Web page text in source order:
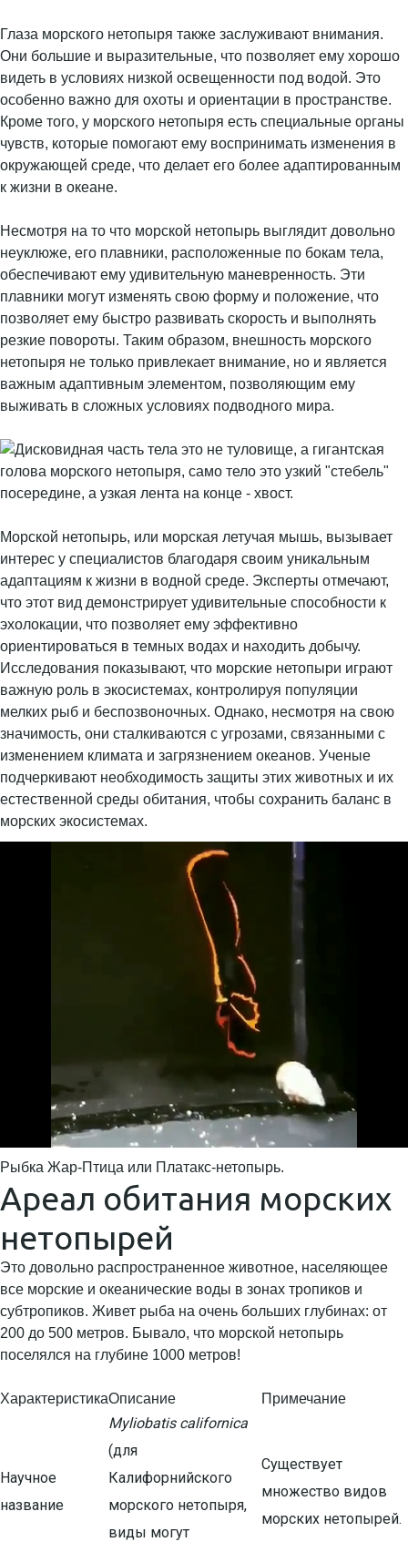
Глаза морского нетопыря также заслуживают внимания.
Они большие и выразительные, что позволяет ему хорошо
видеть в условиях низкой освещенности под водой. Это
особенно важно для охоты и ориентации в пространстве.
Кроме того, у морского нетопыря есть специальные органы
чувств, которые помогают ему воспринимать изменения в
окружающей среде, что делает его более адаптированным
к жизни в океане.
Несмотря на то что морской нетопырь выглядит довольно
неуклюже, его плавники, расположенные по бокам тела,
обеспечивают ему удивительную маневренность. Эти
плавники могут изменять свою форму и положение, что
позволяет ему быстро развивать скорость и выполнять
резкие повороты. Таким образом, внешность морского
нетопыря не только привлекает внимание, но и является
важным адаптивным элементом, позволяющим ему
выживать в сложных условиях подводного мира.
Морской нетопырь, или морская летучая мышь, вызывает
интерес у специалистов благодаря своим уникальным
адаптациям к жизни в водной среде. Эксперты отмечают,
что этот вид демонстрирует удивительные способности к
эхолокации, что позволяет ему эффективно
ориентироваться в темных водах и находить добычу.
Исследования показывают, что морские нетопыри играют
важную роль в экосистемах, контролируя популяции
мелких рыб и беспозвоночных. Однако, несмотря на свою
значимость, они сталкиваются с угрозами, связанными с
изменением климата и загрязнением океанов. Ученые
подчеркивают необходимость защиты этих животных и их
естественной среды обитания, чтобы сохранить баланс в
морских экосистемах.
Рыбка Жар-Птица или Платакс-нетопырь.
Ареал обитания морских
нетопырей
Это довольно распространенное животное, населяющее
все морские и океанические воды в зонах тропиков и
субтропиков. Живет рыба на очень больших глубинах: от
200 до 500 метров. Бывало, что морской нетопырь
поселялся на глубине 1000 метров!
ХарактеристикаОписание Примечание
Научное
название
Myliobatis californica
(для
Калифорнийского
морского нетопыря,
виды могут
Существует
множество видов
морских нетопырей.